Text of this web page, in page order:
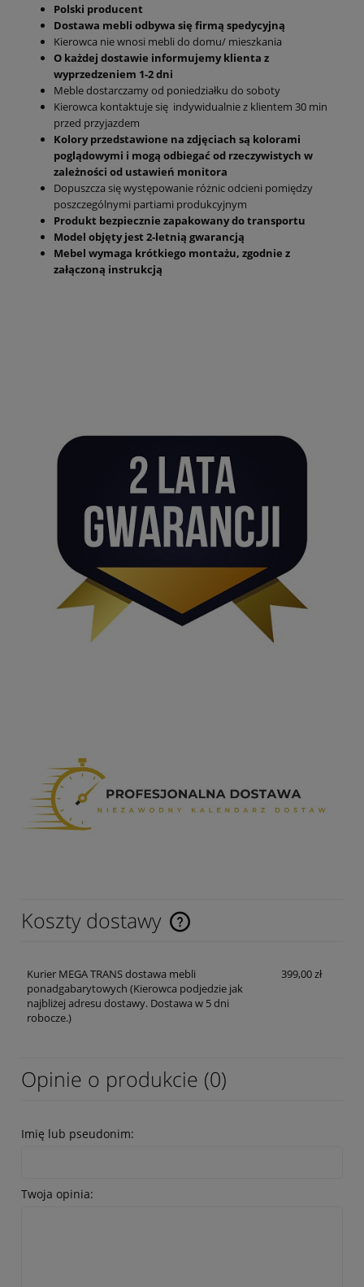
Polski producent
Dostawa mebli odbywa się firmą spedycyjną
Kierowca nie wnosi mebli do domu/ mieszkania
O każdej dostawie informujemy klienta z
wyprzedzeniem 1-2 dni
Meble dostarczamy od poniedziałku do soboty
Kierowca kontaktuje się indywidualnie z klientem 30 min
przed przyjazdem
Kolory przedstawione na zdjęciach są kolorami
poglądowymi i mogą odbiegać od rzeczywistych w
zależności od ustawień monitora
Dopuszcza się występowanie różnic odcieni pomiędzy
poszczególnymi partiami produkcyjnym
Produkt bezpiecznie zapakowany do transportu
Model objęty jest 2-letnią gwarancją
Mebel wymaga krótkiego montażu, zgodnie z
załączoną instrukcją
Koszty dostawy
Cena nie zawiera ewentualnych kosztów płatności
Kurier MEGA TRANS dostawa mebli
ponadgabarytowych (Kierowca podjedzie jak
najbliżej adresu dostawy. Dostawa w 5 dni
robocze.)
399,00 zł
Opinie o produkcie (0)
Imię lub pseudonim:
Twoja opinia: